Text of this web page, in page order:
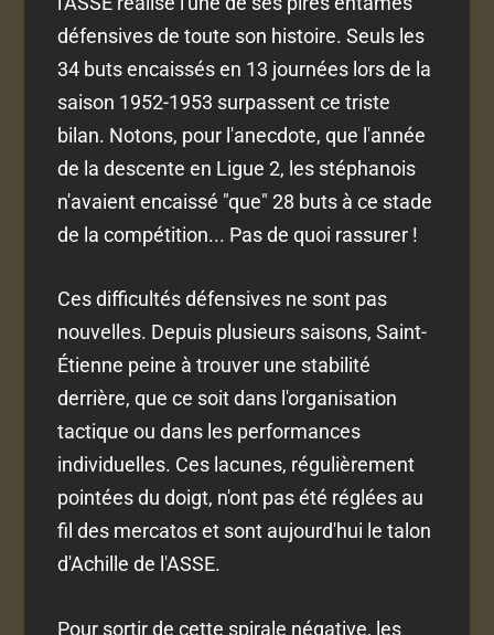
défensives de toute son histoire. Seuls les
34 buts encaissés en 13 journées lors de la
saison 1952-1953 surpassent ce triste
bilan. Notons, pour l'anecdote, que l'année
de la descente en Ligue 2, les stéphanois
n'avaient encaissé "que" 28 buts à ce stade
de la compétition... Pas de quoi rassurer !
Ces difficultés défensives ne sont pas
nouvelles. Depuis plusieurs saisons, Saint-
Étienne peine à trouver une stabilité
derrière, que ce soit dans l'organisation
tactique ou dans les performances
individuelles. Ces lacunes, régulièrement
pointées du doigt, n'ont pas été réglées au
fil des mercatos et sont aujourd'hui le talon
d'Achille de l'ASSE.
Pour sortir de cette spirale négative, les